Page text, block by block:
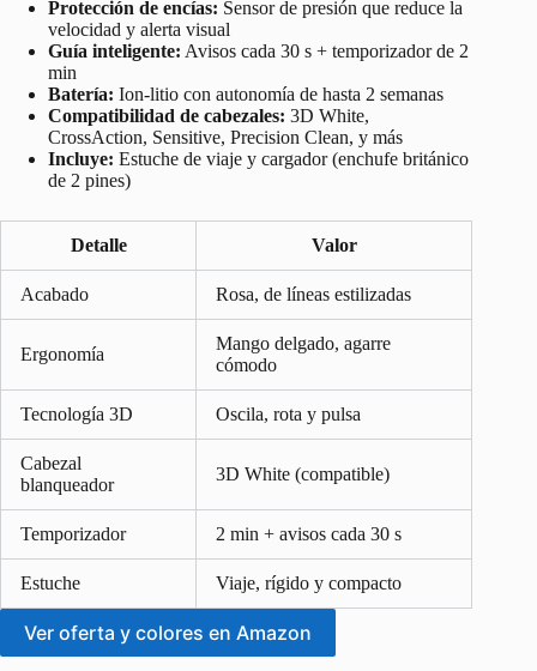
Protección de encías: Sensor de presión que reduce la
velocidad y alerta visual
Guía inteligente: Avisos cada 30 s + temporizador de 2
min
Batería: Ion-litio con autonomía de hasta 2 semanas
Compatibilidad de cabezales: 3D White,
CrossAction, Sensitive, Precision Clean, y más
Incluye: Estuche de viaje y cargador (enchufe británico
de 2 pines)
Detalle Valor
Acabado Rosa, de líneas estilizadas
Ergonomía
Mango delgado, agarre
cómodo
Tecnología 3D Oscila, rota y pulsa
Cabezal
blanqueador
3D White (compatible)
Temporizador 2 min + avisos cada 30 s
Estuche Viaje, rígido y compacto
Ver oferta y colores en Amazon